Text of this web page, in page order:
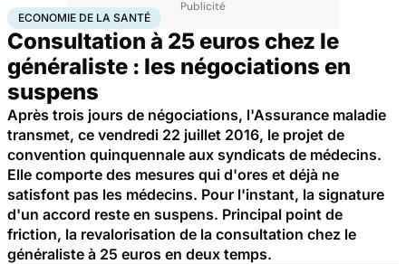
AccueilSantéSociétéÉconomie Economie de la santé
ECONOMIE DE LA SANTÉ
Consultation à 25 euros chez le
généraliste : les négociations en
suspens
Après trois jours de négociations, l'Assurance maladie
transmet, ce vendredi 22 juillet 2016, le projet de
convention quinquennale aux syndicats de médecins.
Elle comporte des mesures qui d'ores et déjà ne
satisfont pas les médecins. Pour l'instant, la signature
d'un accord reste en suspens. Principal point de
friction, la revalorisation de la consultation chez le
généraliste à 25 euros en deux temps.